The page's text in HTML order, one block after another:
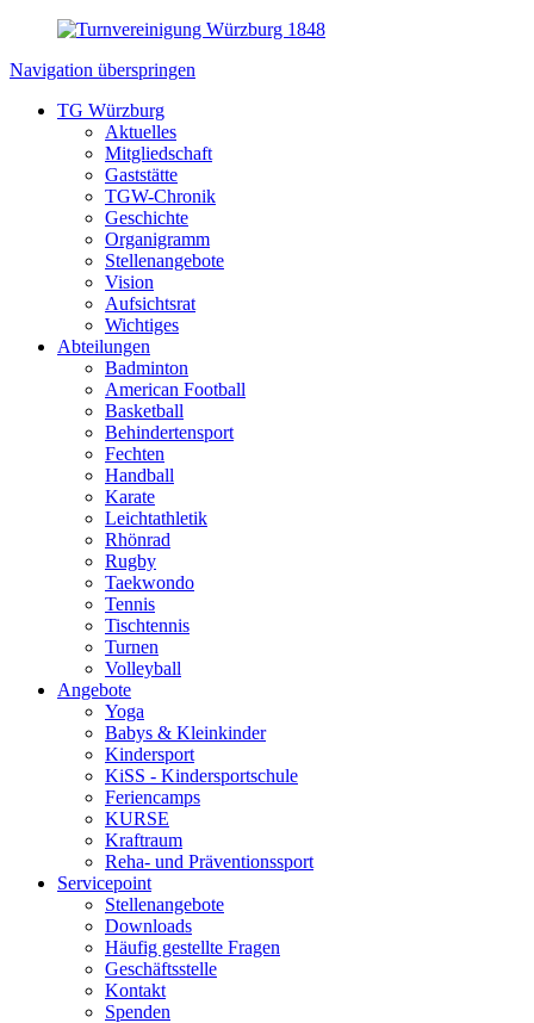
Navigation überspringen
TG Würzburg
Aktuelles
Mitgliedschaft
Gaststätte
TGW-Chronik
Geschichte
Organigramm
Stellenangebote
Vision
Aufsichtsrat
Wichtiges
Abteilungen
Badminton
American Football
Basketball
Behindertensport
Fechten
Handball
Karate
Leichtathletik
Rhönrad
Rugby
Taekwondo
Tennis
Tischtennis
Turnen
Volleyball
Angebote
Yoga
Babys & Kleinkinder
Kindersport
KiSS - Kindersportschule
Feriencamps
KURSE
Kraftraum
Reha- und Präventionssport
Servicepoint
Stellenangebote
Downloads
Häufig gestellte Fragen
Geschäftsstelle
Kontakt
Spenden